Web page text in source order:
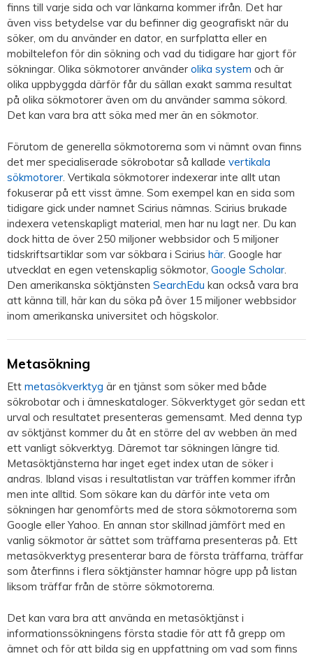
finns till varje sida och var länkarna kommer ifrån. Det har
även viss betydelse var du befinner dig geografiskt när du
söker, om du använder en dator, en surfplatta eller en
mobiltelefon för din sökning och vad du tidigare har gjort för
sökningar. Olika sökmotorer använder olika system och är
olika uppbyggda därför får du sällan exakt samma resultat
på olika sökmotorer även om du använder samma sökord.
Det kan vara bra att söka med mer än en sökmotor.
Förutom de generella sökmotorerna som vi nämnt ovan finns
det mer specialiserade sökrobotar så kallade vertikala
sökmotorer. Vertikala sökmotorer indexerar inte allt utan
fokuserar på ett visst ämne. Som exempel kan en sida som
tidigare gick under namnet Scirius nämnas. Scirius brukade
indexera vetenskapligt material, men har nu lagt ner. Du kan
dock hitta de över 250 miljoner webbsidor och 5 miljoner
tidskriftsartiklar som var sökbara i Scirius här. Google har
utvecklat en egen vetenskaplig sökmotor, Google Scholar.
Den amerikanska söktjänsten SearchEdu kan också vara bra
att känna till, här kan du söka på över 15 miljoner webbsidor
inom amerikanska universitet och högskolor.
Metasökning
Ett metasökverktyg är en tjänst som söker med både
sökrobotar och i ämneskataloger. Sökverktyget gör sedan ett
urval och resultatet presenteras gemensamt. Med denna typ
av söktjänst kommer du åt en större del av webben än med
ett vanligt sökverktyg. Däremot tar sökningen längre tid.
Metasöktjänsterna har inget eget index utan de söker i
andras. Ibland visas i resultatlistan var träffen kommer ifrån
men inte alltid. Som sökare kan du därför inte veta om
sökningen har genomförts med de stora sökmotorerna som
Google eller Yahoo. En annan stor skillnad jämfört med en
vanlig sökmotor är sättet som träffarna presenteras på. Ett
metasökverktyg presenterar bara de första träffarna, träffar
som återfinns i flera söktjänster hamnar högre upp på listan
liksom träffar från de större sökmotorerna.
Det kan vara bra att använda en metasöktjänst i
informationssökningens första stadie för att få grepp om
ämnet och för att bilda sig en uppfattning om vad som finns